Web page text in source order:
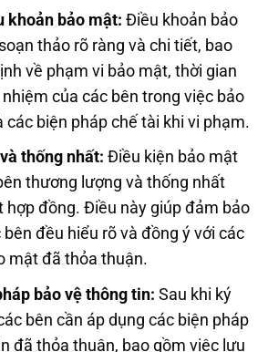
khoản bảo mật: Điều khoản bảo
thảo rõ ràng và chi tiết, bao
về phạm vi bảo mật, thời gian
của các bên trong việc bảo
các biện pháp chế tài khi vi phạm.
thống nhất: Điều kiện bảo mật
thương lượng và thống nhất
hợp đồng. Điều này giúp đảm bảo
đều hiểu rõ và đồng ý với các
mật đã thỏa thuận.
bảo vệ thông tin: Sau khi ký
bên cần áp dụng các biện pháp
đã thỏa thuận, bao gồm việc lưu